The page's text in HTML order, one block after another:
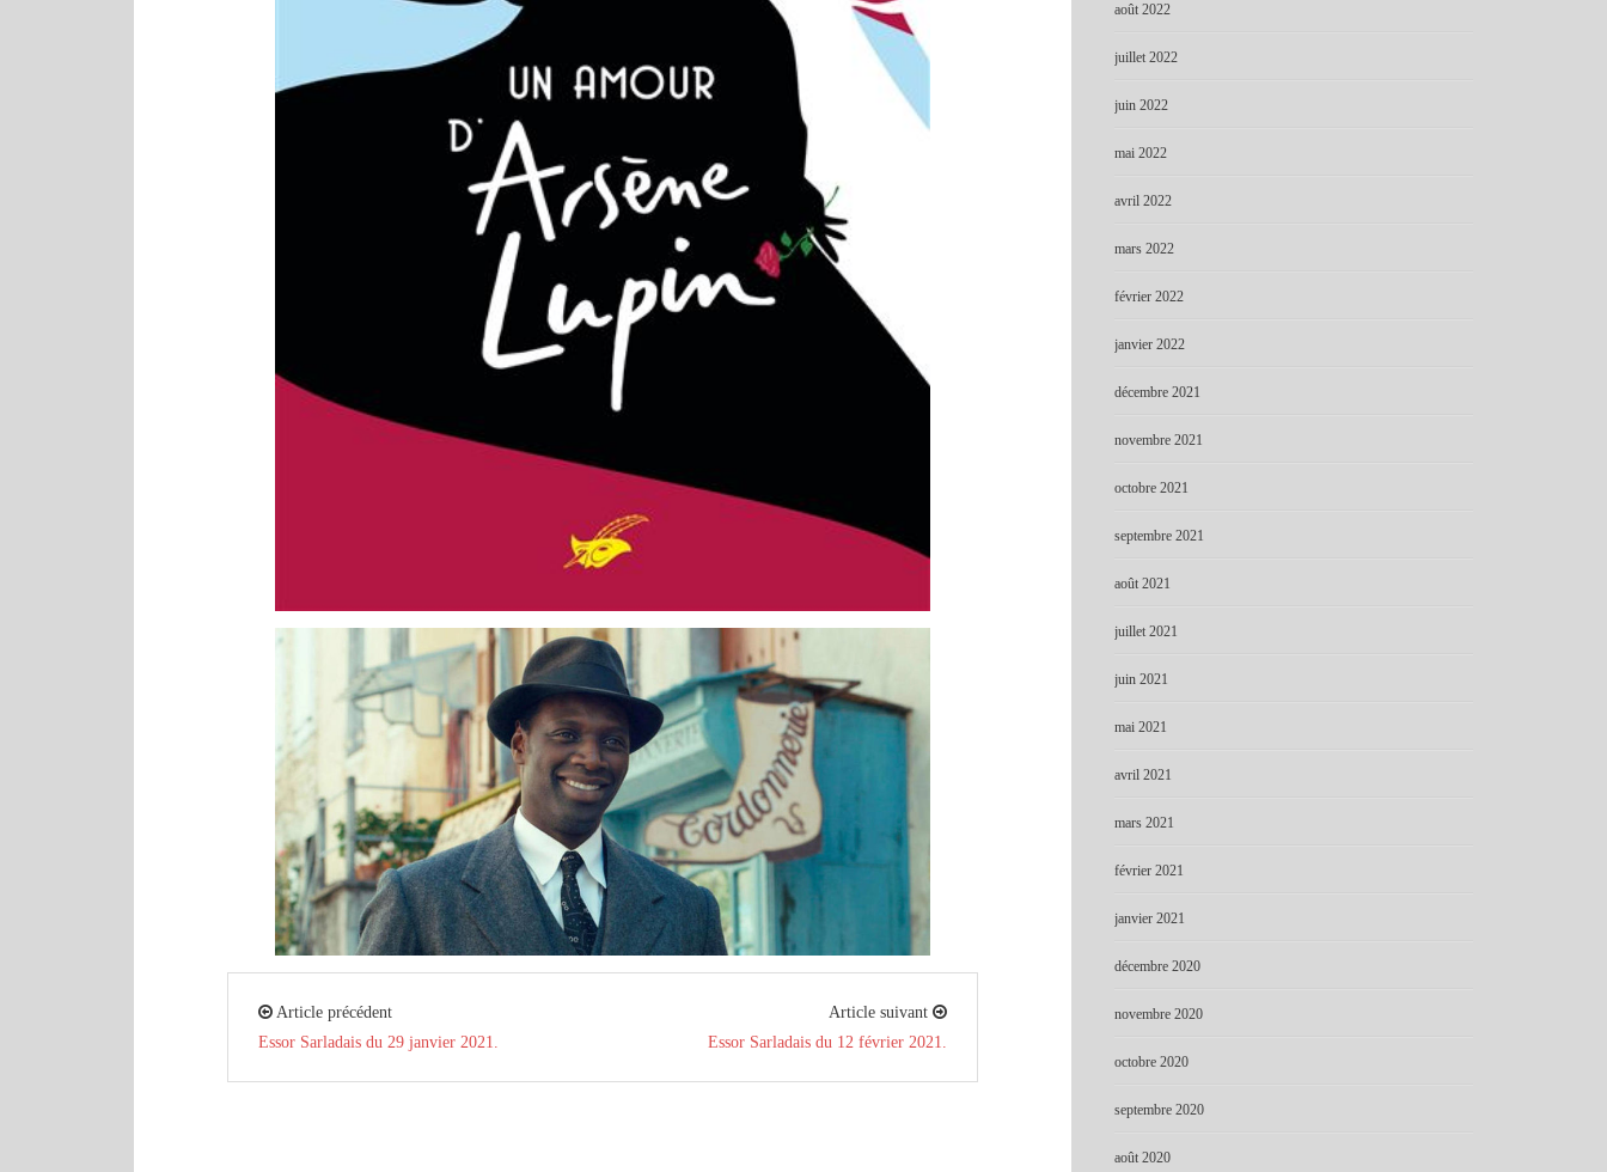
Article précédent
Essor Sarladais du 29 janvier 2021.
Article suivant
Essor Sarladais du 12 février 2021.
août 2022
juillet 2022
juin 2022
mai 2022
avril 2022
mars 2022
février 2022
janvier 2022
décembre 2021
novembre 2021
octobre 2021
septembre 2021
août 2021
juillet 2021
juin 2021
mai 2021
avril 2021
mars 2021
février 2021
janvier 2021
décembre 2020
novembre 2020
octobre 2020
septembre 2020
août 2020